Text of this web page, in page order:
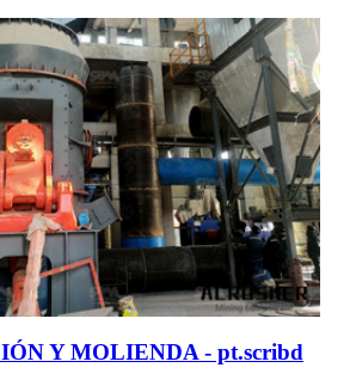
Y MOLIENDA - pt.scribd